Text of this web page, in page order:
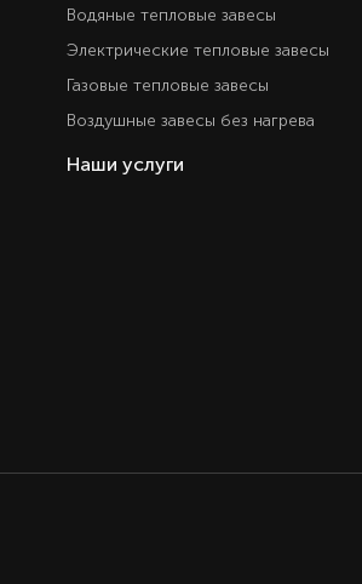
Водяные тепловые завесы
Электрические тепловые завесы
Газовые тепловые завесы
Воздушные завесы без нагрева
Наши услуги